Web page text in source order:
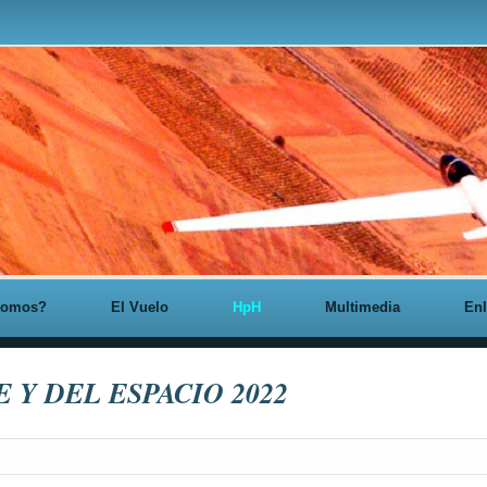
El Vuelo HpH Multimedia
DEL ESPACIO 2022